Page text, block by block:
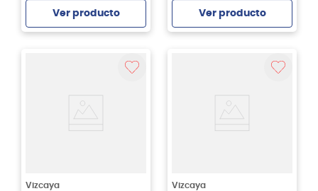
Ver producto Ver producto
Vizcaya Vizcaya